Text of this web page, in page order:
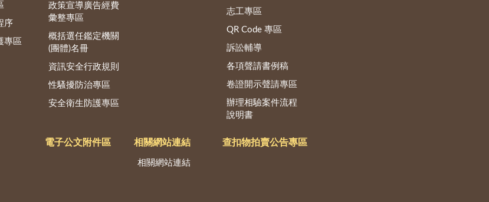
序
專區
政策宣導廣告經費
彙整專區
概括選任鑑定機關
(團體)名冊
資訊安全行政規則
性騷擾防治專區
安全衛生防護專區
志工專區
QR Code 專區
訴訟輔導
各項聲請書例稿
卷證開示聲請專區
辦理相驗案件流程
說明書
電子公文附件區 相關網站連結
相關網站連結
查扣物拍賣公告專區